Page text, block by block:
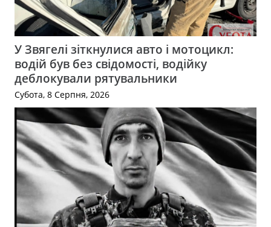
У Звягелі зіткнулися авто і мотоцикл:
водій був без свідомості, водійку
деблокували рятувальники
Субота, 8 Серпня, 2026